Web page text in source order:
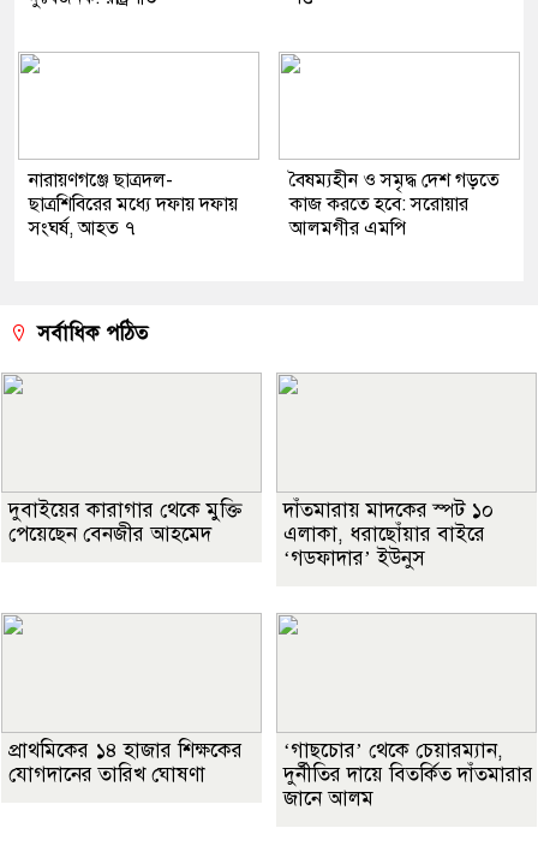
নারায়ণগঞ্জে ছাত্রদল-
ছাত্রশিবিরের মধ্যে দফায় দফায়
সংঘর্ষ, আহত ৭
বৈষম্যহীন ও সমৃদ্ধ দেশ গড়তে
কাজ করতে হবে: সরোয়ার
আলমগীর এমপি
সর্বাধিক পঠিত
দুবাইয়ের কারাগার থেকে মুক্তি
পেয়েছেন বেনজীর আহমেদ
দাঁতমারায় মাদকের স্পট ১০
এলাকা, ধরাছোঁয়ার বাইরে
‘গডফাদার’ ইউনুস
প্রাথমিকের ১৪ হাজার শিক্ষকের
যোগদানের তারিখ ঘোষণা
‘গাছচোর’ থেকে চেয়ারম্যান,
দুর্নীতির দায়ে বিতর্কিত দাঁতমারার
জানে আলম